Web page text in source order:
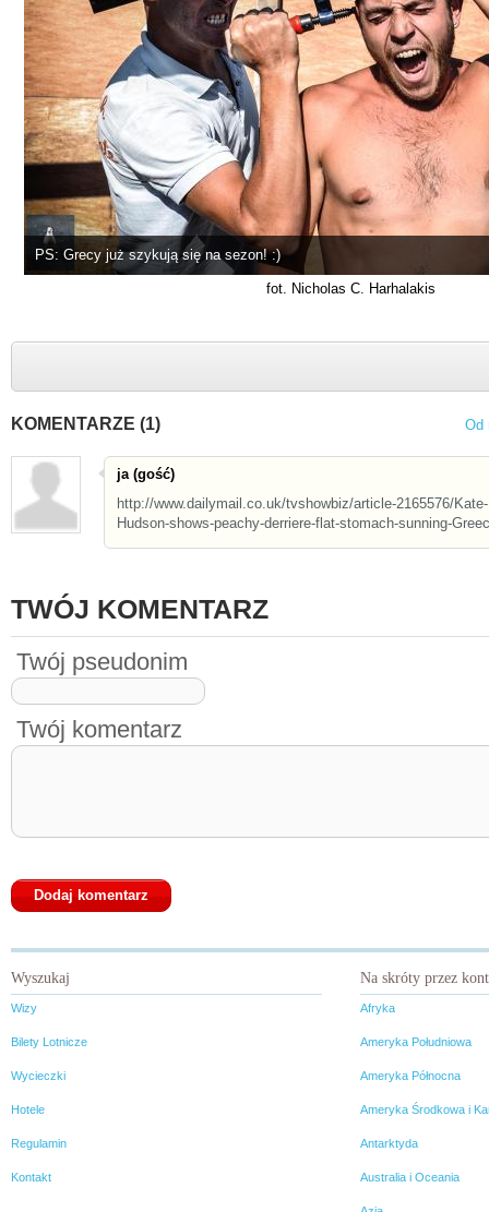
PS: Grecy już szykują się na sezon! :)
fot. Nicholas C. Harhalakis
KOMENTARZE (1) Od
ja (gość)
http://www.dailymail.co.uk/tvshowbiz/article-2165576/Kate-
Hudson-shows-peachy-derriere-flat-stomach-sunning-
TWÓJ KOMENTARZ
Twój pseudonim
Twój komentarz
Wyszukaj
Wizy
Bilety Lotnicze
Wycieczki
Hotele
Regulamin
Kontakt
Na skróty przez
Afryka
Ameryka Południowa
Ameryka Północna
Ameryka Środkowa i
Antarktyda
Australia i Oceania